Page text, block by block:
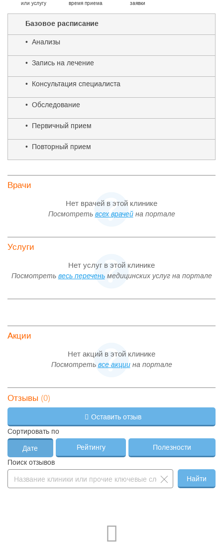
или услугу
время приема
заявки
Базовое расписание
• Анализы
• Запись на лечение
• Консультация специалиста
• Обследование
• Первичный прием
• Повторный прием
Врачи
Нет врачей в этой клинике
Посмотреть всех врачейна портале
Услуги
Нет услуг в этой клинике
Посмотреть весь переченьмедицинских услуг на портале
Акции
Нет акций в этой клинике
Посмотреть все акциина портале
Отзывы (0)
Оставить отзыв
Сортировать по
Дате Рейтингу
Полезности
Поиск отзывов
Найти